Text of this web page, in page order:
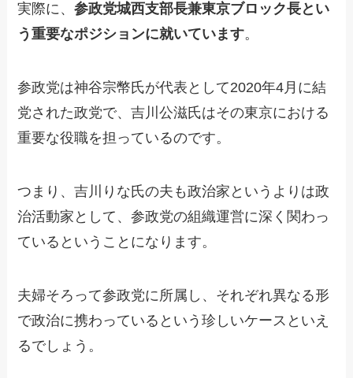
実際に、参政党城西支部長兼東京ブロック長とい
う重要なポジションに就いています。
参政党は神谷宗幣氏が代表として2020年4月に結
党された政党で、吉川公滋氏はその東京における
重要な役職を担っているのです。
つまり、吉川りな氏の夫も政治家というよりは政
治活動家として、参政党の組織運営に深く関わっ
ているということになります。
夫婦そろって参政党に所属し、それぞれ異なる形
で政治に携わっているという珍しいケースといえ
るでしょう。